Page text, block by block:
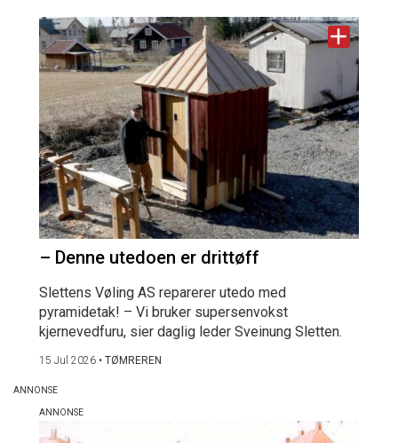
– Denne utedoen er drittøff
Slettens Vøling AS reparerer utedo med
pyramidetak! – Vi bruker supersenvokst
kjernevedfuru, sier daglig leder Sveinung Sletten.
15 Jul 2026 • TØMREREN